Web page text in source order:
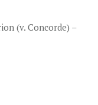
(v. Concorde) –